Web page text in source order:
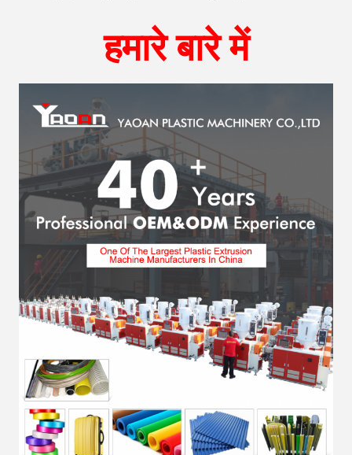
हमारे बारे में